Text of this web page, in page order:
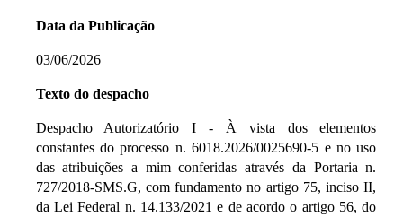
Data da Publicação
03/06/2026
Texto do despacho
Despacho Autorizatório I - À vista dos elementos
constantes do processo n. 6018.2026/0025690-5 e no uso
das atribuições a mim conferidas através da Portaria n.
727/2018-SMS.G, com fundamento no artigo 75, inciso II,
da Lei Federal n. 14.133/2021 e de acordo o artigo 56, do